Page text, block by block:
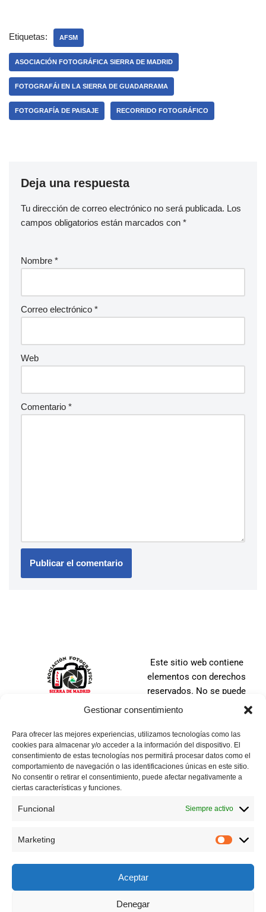
Gestionar consentimiento
Para ofrecer las mejores experiencias, utilizamos tecnologías como las
cookies para almacenar y/o acceder a la información del dispositivo. El
consentimiento de estas tecnologías nos permitirá procesar datos como el
comportamiento de navegación o las identificaciones únicas en este sitio.
No consentir o retirar el consentimiento, puede afectar negativamente a
ciertas características y funciones.
Funcional Siempre activo
Marketing
Aceptar
Denegar
Etiquetas: AFSM
ASOCIACIÓN FOTOGRÁFICA SIERRA DE MADRID
FOTOGRAFÁI EN LA SIERRA DE GUADARRAMA
FOTOGRAFÍA DE PAISAJE RECORRIDO FOTOGRÁFICO
Deja una respuesta
Tu dirección de correo electrónico no será publicada. Los
campos obligatorios están marcados con *
Nombre *
Correo electrónico *
Web
Comentario *
Este sitio web contiene
elementos con derechos
reservados. No se puede
distribuir, copiar, publicar o
imágenes que en ella se
contienen, ya sea en todo o
en parte. No se puede tomar
una imagen, ni manipular,
cualquier parte de la misma.
los derechos reservados ya
sea por la Asociación
Fotográfica Sierra de Madrid